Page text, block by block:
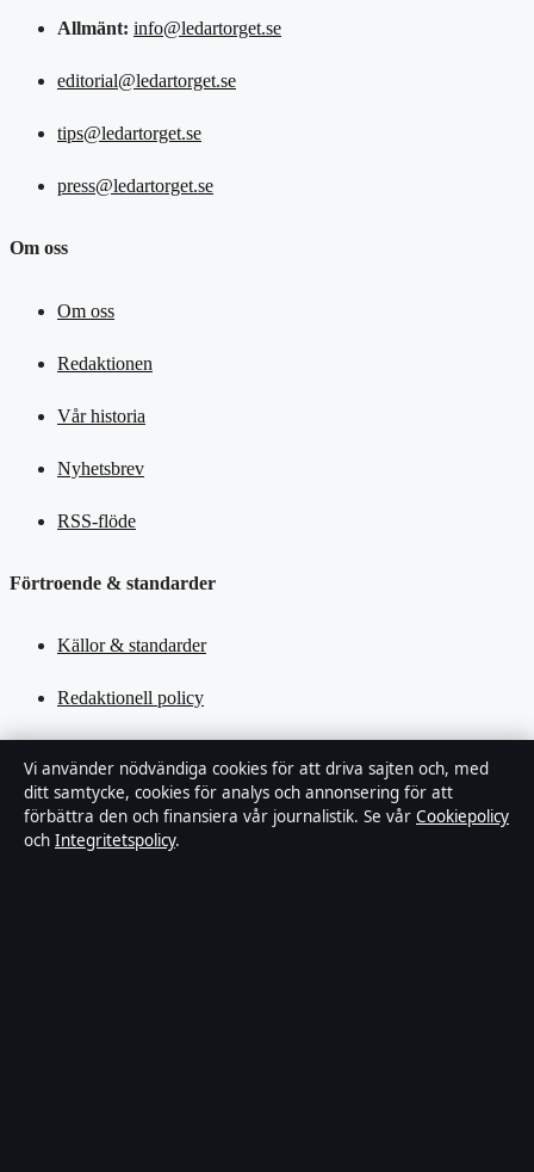
Allmänt: info@ledartorget.se
editorial@ledartorget.se
tips@ledartorget.se
press@ledartorget.se
Om oss
Om oss
Redaktionen
Vår historia
Nyhetsbrev
RSS-flöde
Förtroende & standarder
Källor & standarder
Redaktionell policy
Tillgänglighetsredogörelse
Kändisar & integritet
Vi använder nödvändiga cookies för att driva sajten och, med
ditt samtycke, cookies för analys och annonsering för att
förbättra den och finansiera vår journalistik. Se vår Cookiepolicy
och Integritetspolicy.